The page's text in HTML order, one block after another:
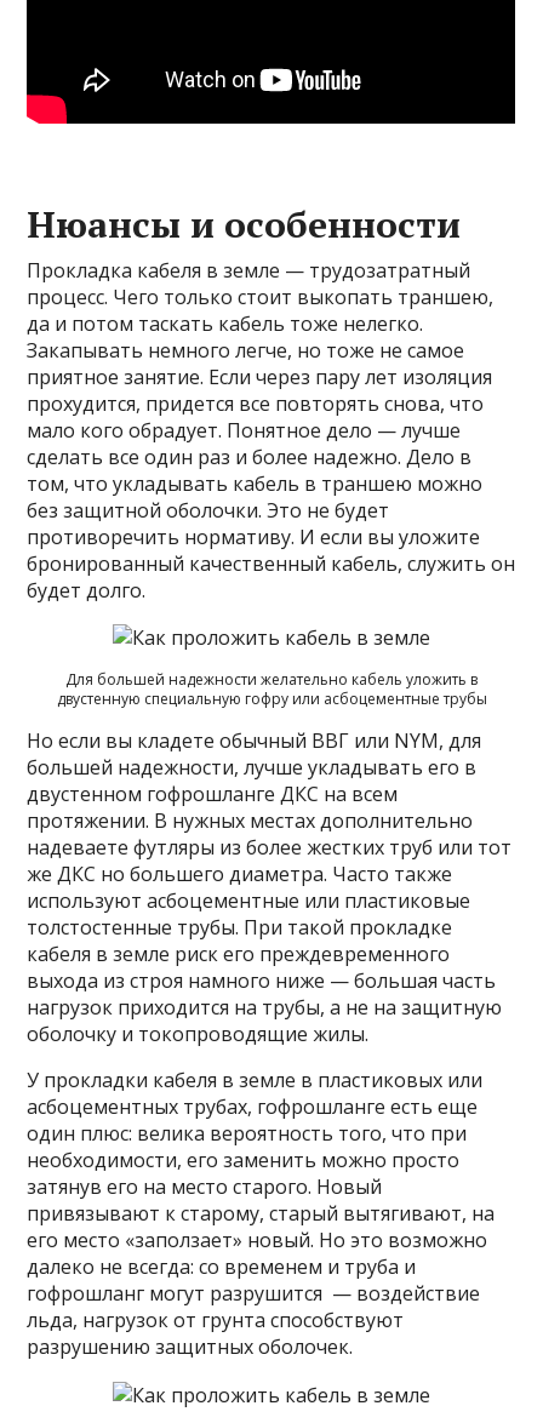
Нюансы и особенности
Прокладка кабеля в земле — трудозатратный
процесс. Чего только стоит выкопать траншею,
да и потом таскать кабель тоже нелегко.
Закапывать немного легче, но тоже не самое
приятное занятие. Если через пару лет изоляция
прохудится, придется все повторять снова, что
мало кого обрадует. Понятное дело — лучше
сделать все один раз и более надежно. Дело в
том, что укладывать кабель в траншею можно
без защитной оболочки. Это не будет
противоречить нормативу. И если вы уложите
бронированный качественный кабель, служить он
будет долго.
Для большей надежности желательно кабель уложить в
двустенную специальную гофру или асбоцементные трубы
Но если вы кладете обычный ВВГ или NYM, для
большей надежности, лучше укладывать его в
двустенном гофрошланге ДКС на всем
протяжении. В нужных местах дополнительно
надеваете футляры из более жестких труб или тот
же ДКС но большего диаметра. Часто также
используют асбоцементные или пластиковые
толстостенные трубы. При такой прокладке
кабеля в земле риск его преждевременного
выхода из строя намного ниже — большая часть
нагрузок приходится на трубы, а не на защитную
оболочку и токопроводящие жилы.
У прокладки кабеля в земле в пластиковых или
асбоцементных трубах, гофрошланге есть еще
один плюс: велика вероятность того, что при
необходимости, его заменить можно просто
затянув его на место старого. Новый
привязывают к старому, старый вытягивают, на
его место «заползает» новый. Но это возможно
далеко не всегда: со временем и труба и
гофрошланг могут разрушится — воздействие
льда, нагрузок от грунта способствуют
разрушению защитных оболочек.